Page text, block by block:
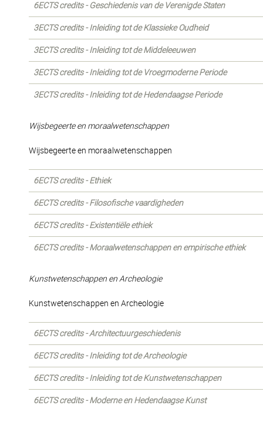
6ECTS credits - Geschiedenis van de Verenigde Staten
3ECTS credits - Inleiding tot de Klassieke Oudheid
3ECTS credits - Inleiding tot de Middeleeuwen
3ECTS credits - Inleiding tot de Vroegmoderne Periode
3ECTS credits - Inleiding tot de Hedendaagse Periode
Wijsbegeerte en moraalwetenschappen
Wijsbegeerte en moraalwetenschappen
6ECTS credits - Ethiek
6ECTS credits - Filosofische vaardigheden
6ECTS credits - Existentiële ethiek
6ECTS credits - Moraalwetenschappen en empirische ethiek
Kunstwetenschappen en Archeologie
Kunstwetenschappen en Archeologie
6ECTS credits - Architectuurgeschiedenis
6ECTS credits - Inleiding tot de Archeologie
6ECTS credits - Inleiding tot de Kunstwetenschappen
6ECTS credits - Moderne en Hedendaagse Kunst